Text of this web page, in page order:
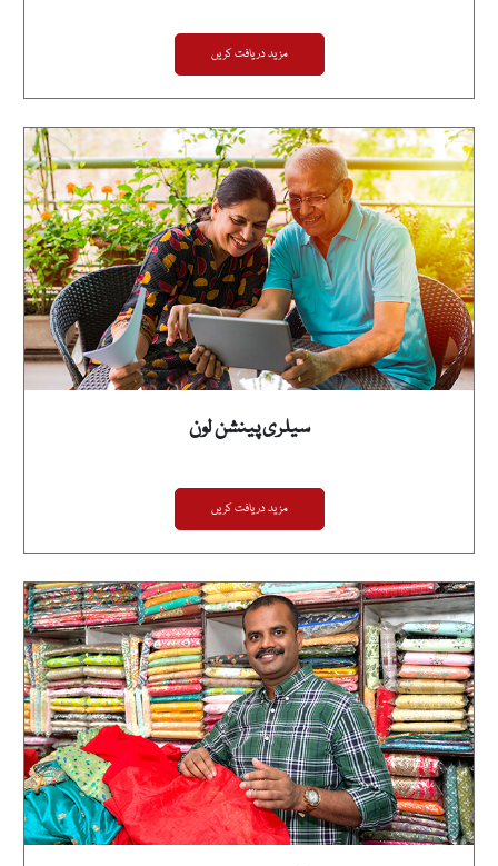
مزید دریافت کریں
سیلری پینشن لون
مزید دریافت کریں